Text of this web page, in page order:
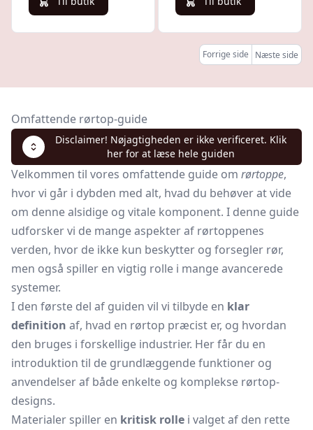
Forrige side Næste side
Omfattende rørtop-guide
Disclaimer! Nøjagtigheden er ikke verificeret. Klik
her for at læse hele guiden
Velkommen til vores omfattende guide om rørtoppe,
hvor vi går i dybden med alt, hvad du behøver at vide
om denne alsidige og vitale komponent. I denne guide
udforsker vi de mange aspekter af rørtoppenes
verden, hvor de ikke kun beskytter og forsegler rør,
men også spiller en vigtig rolle i mange avancerede
systemer.
I den første del af guiden vil vi tilbyde en klar
definition af, hvad en rørtop præcist er, og hvordan
den bruges i forskellige industrier. Her får du en
introduktion til de grundlæggende funktioner og
anvendelser af både enkelte og komplekse rørtop-
designs.
Materialer spiller en kritisk rolle i valget af den rette